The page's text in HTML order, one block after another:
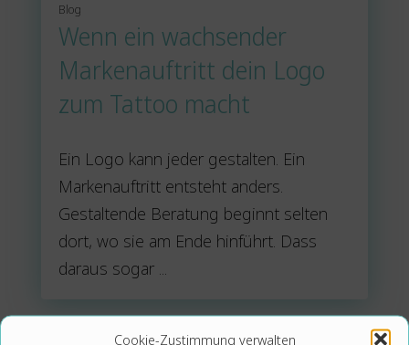
Cookie-Zustimmung verwalten
Blog
Wenn ein wachsender
Markenauftritt dein Logo
zum Tattoo macht
Ein Logo kann jeder gestalten. Ein
Markenauftritt entsteht anders.
Gestaltende Beratung beginnt selten
dort, wo sie am Ende hinführt. Dass
daraus sogar ...